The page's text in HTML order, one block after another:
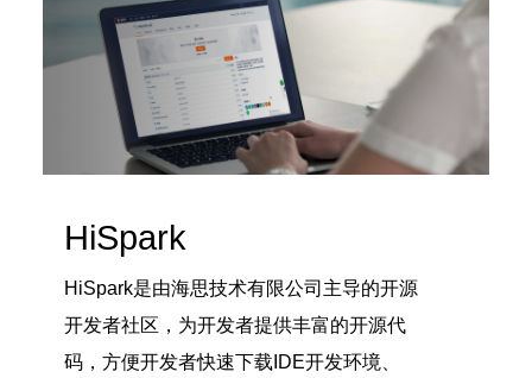
HiSpark
HiSpark是由海思技术有限公司主导的开源
开发者社区，为开发者提供丰富的开源代
码，方便开发者快速下载IDE开发环境、